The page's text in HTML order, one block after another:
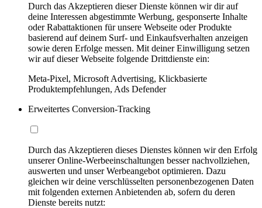
Durch das Akzeptieren dieser Dienste können wir dir auf
deine Interessen abgestimmte Werbung, gesponserte Inhalte
oder Rabattaktionen für unsere Webseite oder Produkte
basierend auf deinem Surf- und Einkaufsverhalten anzeigen
sowie deren Erfolge messen. Mit deiner Einwilligung setzen
wir auf dieser Webseite folgende Drittdienste ein:
Meta-Pixel, Microsoft Advertising, Klickbasierte
Produktempfehlungen, Ads Defender
Erweitertes Conversion-Tracking
Durch das Akzeptieren dieses Dienstes können wir den Erfolg
unserer Online-Werbeeinschaltungen besser nachvollziehen,
auswerten und unser Werbeangebot optimieren. Dazu
gleichen wir deine verschlüsselten personenbezogenen Daten
mit folgenden externen Anbietenden ab, sofern du deren
Dienste bereits nutzt: